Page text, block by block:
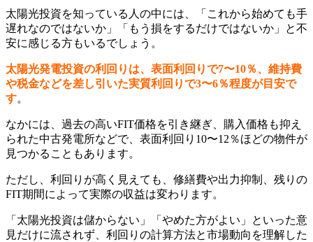
太陽光投資を知っている人の中には、「これから始めても手
遅れなのではないか」「もう損をするだけではないか」と不
安に感じる方もいるでしょう。
太陽光発電投資の利回りは、表面利回りで7〜10％、維持費
や税金などを差し引いた実質利回りで3〜6％程度が目安で
す。
なかには、過去の高いFIT価格を引き継ぎ、購入価格も抑え
られた中古発電所などで、表面利回り10〜12％ほどの物件が
見つかることもあります。
ただし、利回りが高く見えても、修繕費や出力抑制、残りの
FIT期間によって実際の収益は変わります。
「太陽光投資は儲からない」「やめた方がよい」といった意
見だけに流されず、利回りの計算方法と市場動向を理解した